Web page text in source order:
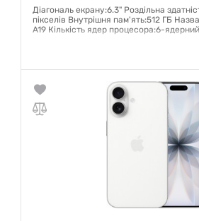
Діагональ екрану:6.3" Роздільна
пікселів Внутрішня пам'ять:512 ГБ
A19 Кількість ядер процесора:6-ядерний